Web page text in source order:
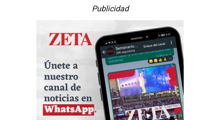
Publicidad